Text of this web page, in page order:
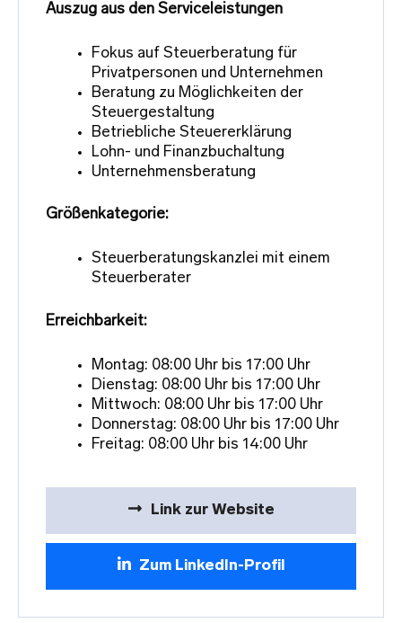
Auszug aus den Serviceleistungen
Fokus auf Steuerberatung für
Privatpersonen und Unternehmen
Beratung zu Möglichkeiten der
Steuergestaltung
Betriebliche Steuererklärung
Lohn- und Finanzbuchaltung
Unternehmensberatung
Größenkategorie:
Steuerberatungskanzlei mit einem
Steuerberater
Erreichbarkeit:
Montag: 08:00 Uhr bis 17:00 Uhr
Dienstag: 08:00 Uhr bis 17:00 Uhr
Mittwoch: 08:00 Uhr bis 17:00 Uhr
Donnerstag: 08:00 Uhr bis 17:00 Uhr
Freitag: 08:00 Uhr bis 14:00 Uhr
Link zur Website
Zum LinkedIn-Profil